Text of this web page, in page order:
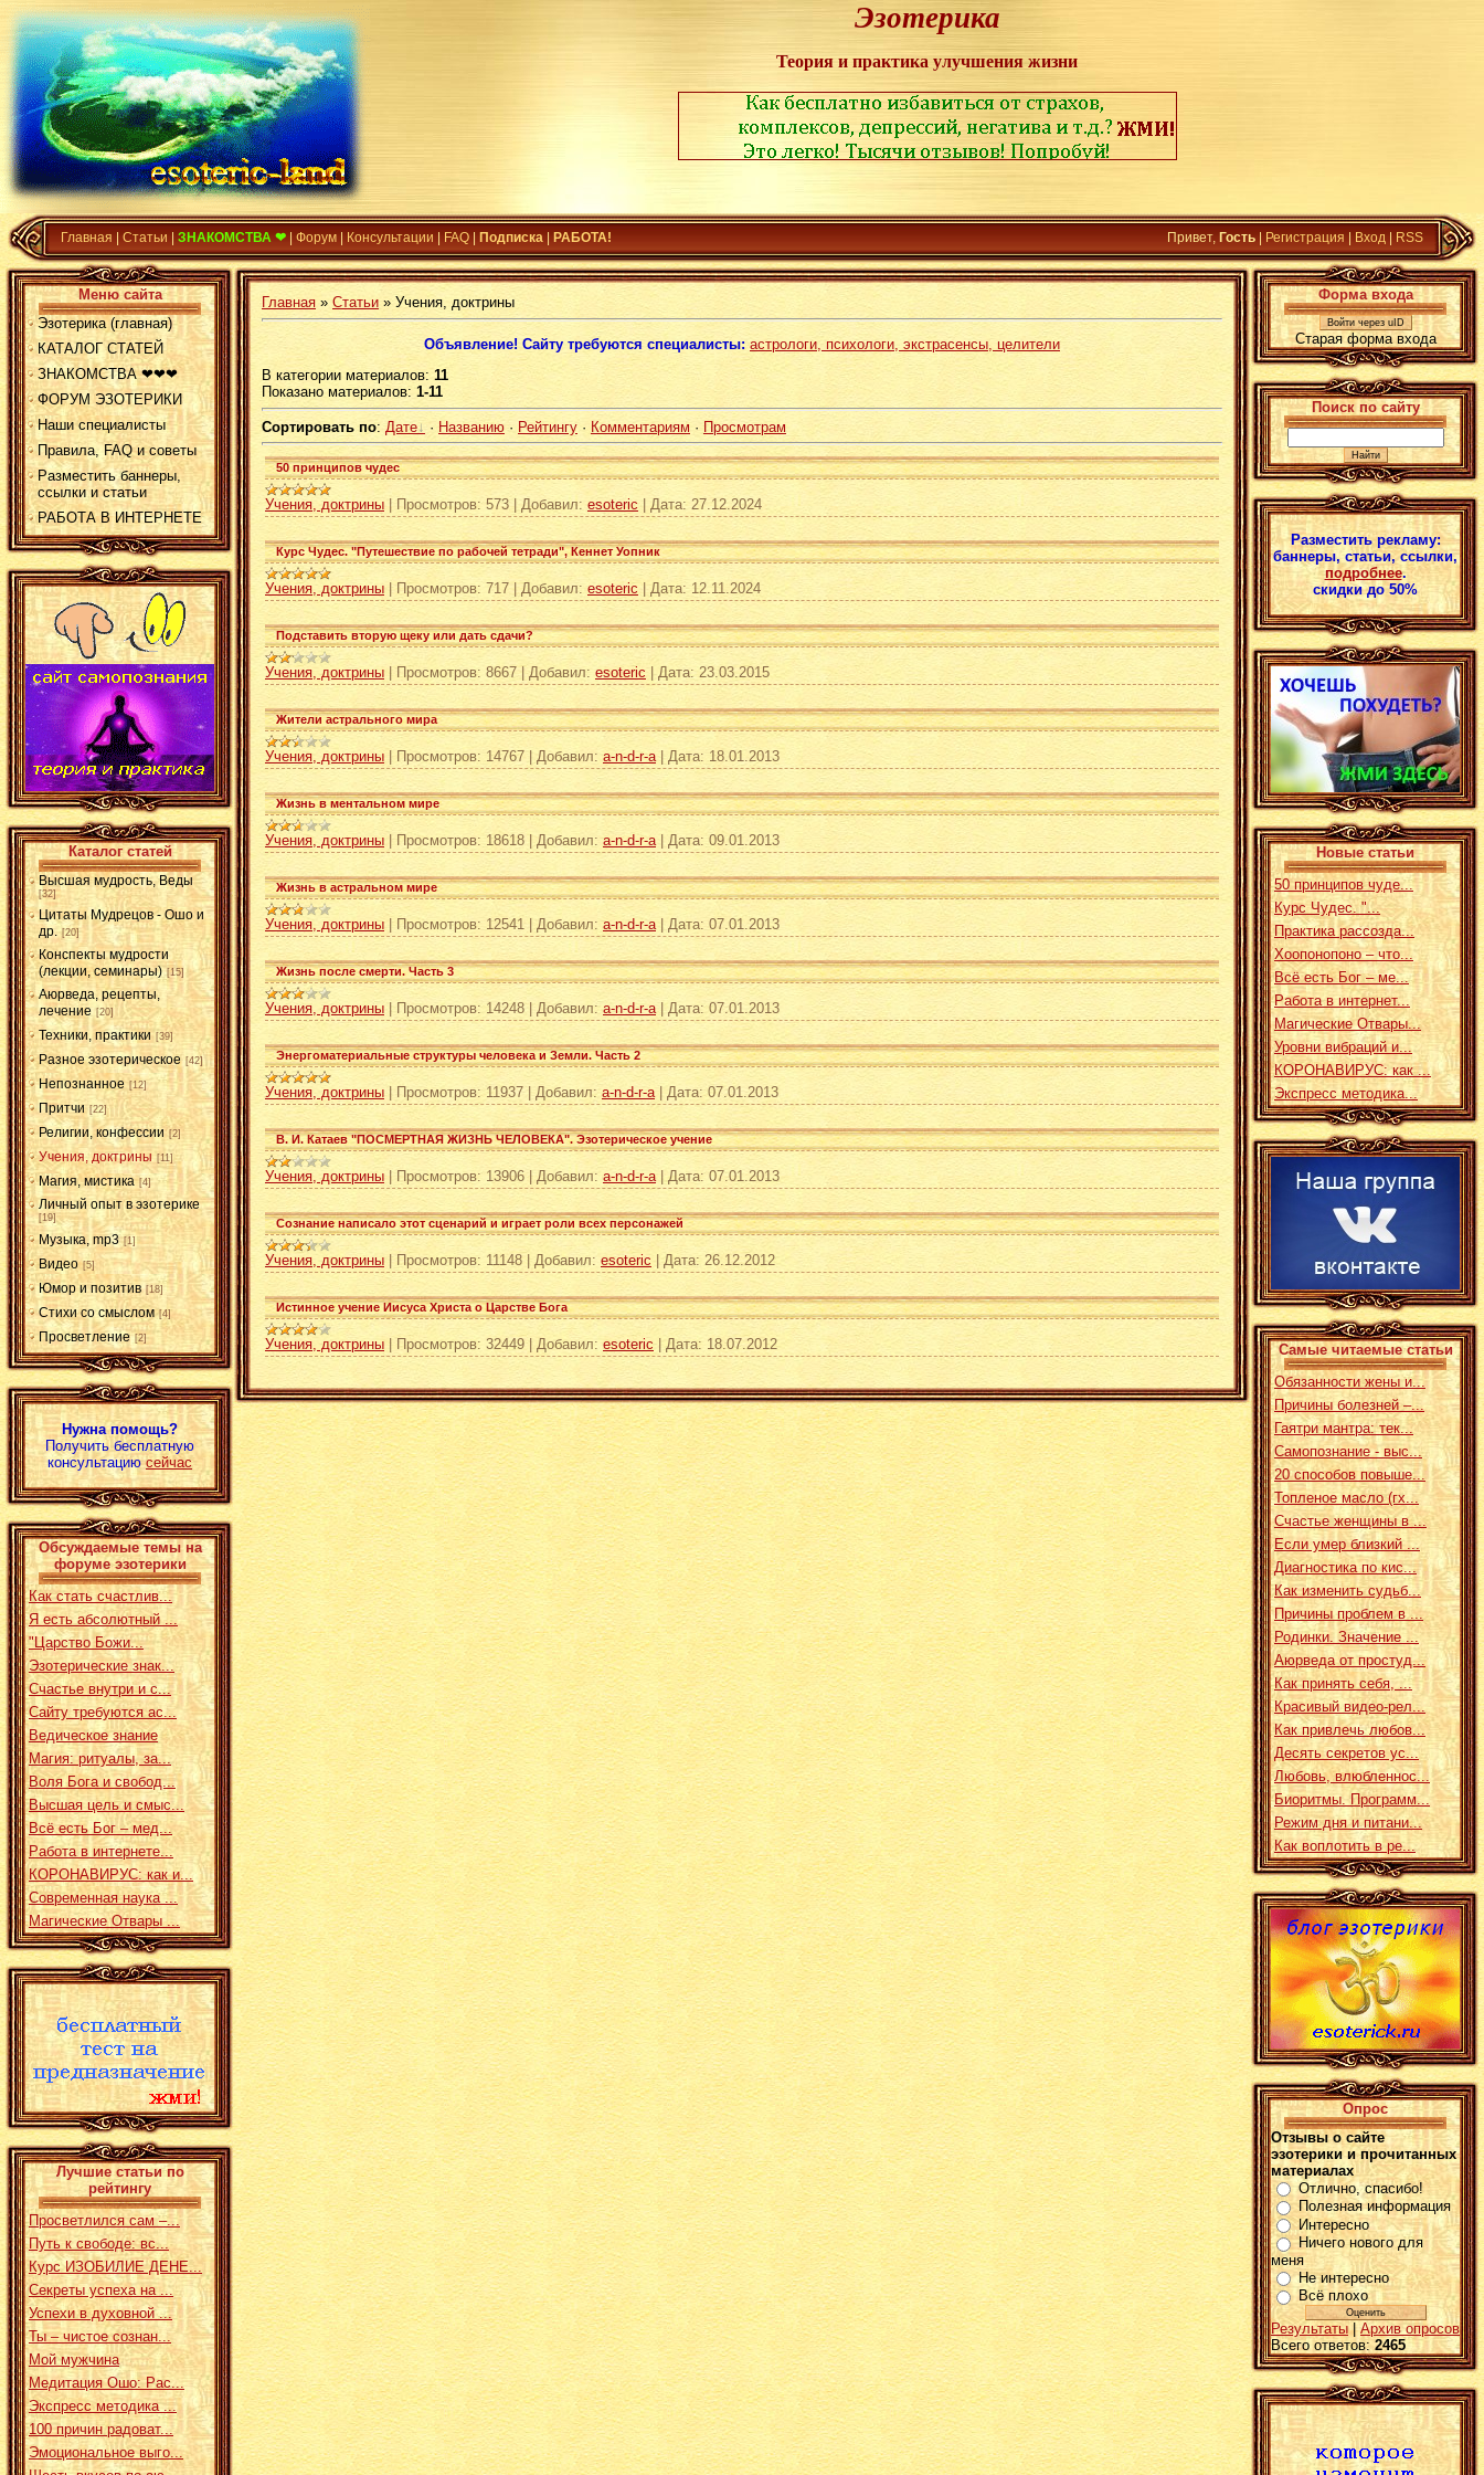
Эзотерика
Теория и практика улучшения жизни
Главная Статьи ЗНАКОМСТВА ❤ Форум Консультации FAQ Подписка РАБОТА! Привет, Гость Регистрация Вход RSS
Меню сайта
Эзотерика (главная)
КАТАЛОГ СТАТЕЙ
ЗНАКОМСТВА ❤❤❤
ФОРУМ ЭЗОТЕРИКИ
Наши специалисты
Правила, FAQ и советы
Разместить баннеры,
ссылки и статьи
РАБОТА В ИНТЕРНЕТЕ
Каталог статей
Высшая мудрость, Веды
[32]
Цитаты Мудрецов - Ошо и
др. [20]
Конспекты мудрости
(лекции, семинары) [15]
Аюрведа, рецепты,
лечение [20]
Техники, практики [39]
Разное эзотерическое [42]
Непознанное [12]
Притчи [22]
Религии, конфессии [2]
Учения, доктрины [11]
Магия, мистика [4]
Личный опыт в эзотерике
[19]
Музыка, mp3 [1]
Видео [5]
Юмор и позитив [18]
Стихи со смыслом [4]
Просветление [2]
Нужна помощь?
Получить бесплатную
консультациюсейчас
Обсуждаемые темы на
форуме эзотерики
Как стать счастлив...
Я есть абсолютный ...
"Царство Божи...
Эзотерические знак...
Счастье внутри и с...
Сайту требуются ас...
Ведическое знание
Магия: ритуалы, за...
Воля Бога и свобод...
Высшая цель и смыс...
Всё есть Бог – мед...
Работа в интернете...
КОРОНАВИРУС: как и...
Современная наука ...
Магические Отвары ...
Лучшие статьи по
рейтингу
Просветлился сам –...
Путь к свободе: вс...
Курс ИЗОБИЛИЕ ДЕНЕ...
Секреты успеха на ...
Успехи в духовной ...
Ты – чистое сознан...
Мой мужчина
Медитация Ошо: Рас...
Экспресс методика ...
100 причин радоват...
Эмоциональное выго...
Главная » Статьи » Учения, доктрины
Объявление! Сайту требуются специалисты: астрологи, психологи, экстрасенсы, целители
В категории материалов: 11
Показано материалов: 1-11
Сортировать по: Дате · Названию · Рейтингу · Комментариям · Просмотрам
50 принципов чудес
Учения, доктрины Просмотров: 573 Добавил: esoteric Дата: 27.12.2024
Курс Чудес. "Путешествие по рабочей тетради", Кеннет Уопник
Учения, доктрины | Просмотров: 717 Добавил: esoteric Дата: 12.11.2024
Подставить вторую щеку или дать сдачи?
Учения, доктрины Просмотров: 8667 Добавил: esoteric Дата: 23.03.2015
Жители астрального мира
Учения, доктрины Просмотров: 14767 Добавил: a-n-d-r-a Дата: 18.01.2013
Жизнь в ментальном мире
Учения, доктрины Просмотров: 18618 Добавил: a-n-d-r-a Дата: 09.01.2013
Жизнь в астральном мире
Учения, доктрины Просмотров: 12541 Добавил: a-n-d-r-a Дата: 07.01.2013
Жизнь после смерти. Часть 3
Учения, доктрины Просмотров: 14248| Добавил: a-n-d-r-a Дата: 07.01.2013
Энергоматериальные структуры человека и Земли. Часть 2
Учения, доктрины Просмотров: 11937 Добавил: a-n-d-r-a Дата: 07.01.2013
В. И. Катаев "ПОСМЕРТНАЯ ЖИЗНЬ ЧЕЛОВЕКА". Эзотерическое учение
Учения, доктрины Просмотров: 13906 Добавил: a-n-d-r-a Дата: 07.01.2013
Сознание написало этот сценарий и играет роли всех персонажей
Учения, доктрины | Просмотров: 11148 Добавил: esoteric Дата: 26.12.2012
Истинное учение Иисуса Христа о Царстве Бога
Учения, доктрины Просмотров: 32449 Добавил: esoteric Дата: 18.07.2012
Форма входа
Войти через uID
Старая форма входа
Поиск по сайту
Разместить рекламу:
баннеры, статьи, ссылки,
подробнее.
скидки до 50%
Новые статьи
50 принципов чуде...
Курс Чудес. "...
Практика рассозда...
Хоопонопоно – что...
Всё есть Бог – ме...
Работа в интернет...
Магические Отвары...
Уровни вибраций и...
КОРОНАВИРУС: как ...
Экспресс методика...
Самые читаемые статьи
Обязанности жены и...
Причины болезней –...
Гаятри мантра: тек...
Самопознание - выс...
20 способов повыше...
Топленое масло (гх...
Счастье женщины в ...
Если умер близкий ...
Диагностика по кис...
Как изменить судьб...
Причины проблем в ...
Родинки. Значение ...
Аюрведа от простуд...
Как принять себя, ...
Красивый видео-рел...
Как привлечь любов...
Десять секретов ус...
Любовь, влюбленнос...
Биоритмы. Программ...
Режим дня и питани...
Как воплотить в ре...
Опрос
Отзывы о сайте
эзотерики и прочитанных
материалах
Отлично, спасибо!
Полезная информация
Интересно
Ничего нового для
меня
Не интересно
Всё плохо
Результаты|Архив опросов
Всего ответов: 2465